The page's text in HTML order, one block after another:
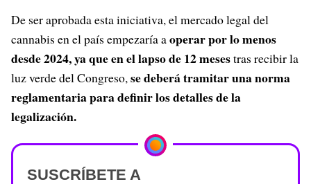
De ser aprobada esta iniciativa, el mercado legal del
cannabis en el país empezaría aoperar por lo menos
desde 2024, ya que en el lapso de 12 mesestras recibir la
luz verde del Congreso,se deberá tramitar una norma
reglamentaria para definir los detalles de la
legalización.
SUSCRÍBETE A